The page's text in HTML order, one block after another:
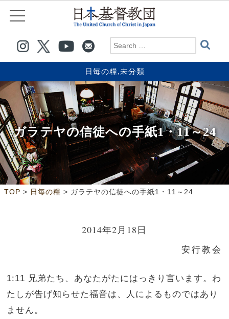
日毎の糧,未分類
ガラテヤの信徒への手紙1・11～24
TOP > 日毎の糧 > ガラテヤの信徒への手紙1・11～24
2014年2月18日
安行教会
1:11 兄弟たち、あなたがたにはっきり言います。わ
たしが告げ知らせた福音は、人によるものではあり
ません。